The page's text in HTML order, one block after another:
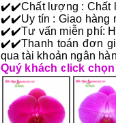
✔️✔️Chất lượng : Chất
✔️✔️Uy tín : Giao hàng
✔️✔️Tư vấn miễn phí:
✔️✔️Thanh toán đơn
qua tài khoản ngân
Quý khách click